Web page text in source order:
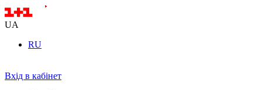
UA
RU
Вхід в кабінет